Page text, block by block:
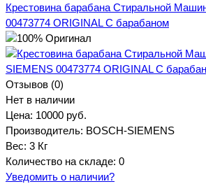
Крестовина барабана Стиральной
00473774 ORIGINAL С барабаном
Отзывов (0)
Нет в наличии
Цена: 10000 руб.
Производитель: BOSCH-SIEMENS
Вес: 3 Кг
Количество на складе: 0
Уведомить о наличии?